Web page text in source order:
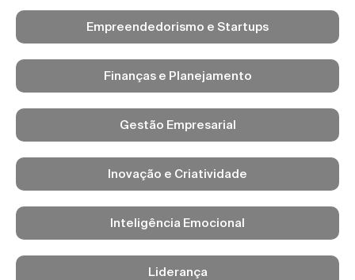
Empreendedorismo e Startups
Finanças e Planejamento
Gestão Empresarial
Inovação e Criatividade
Inteligência Emocional
Liderança